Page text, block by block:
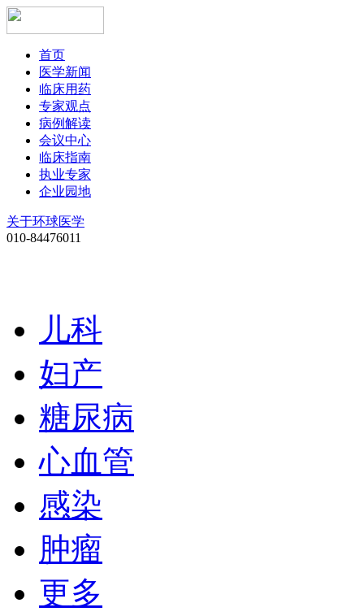
首页
医学新闻
临床用药
专家观点
病例解读
会议中心
临床指南
执业专家
企业园地
关于环球医学
010-84476011
儿科
妇产
糖尿病
心血管
感染
肿瘤
更多